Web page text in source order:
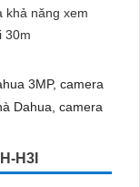
khả năng xem
30m
H3I